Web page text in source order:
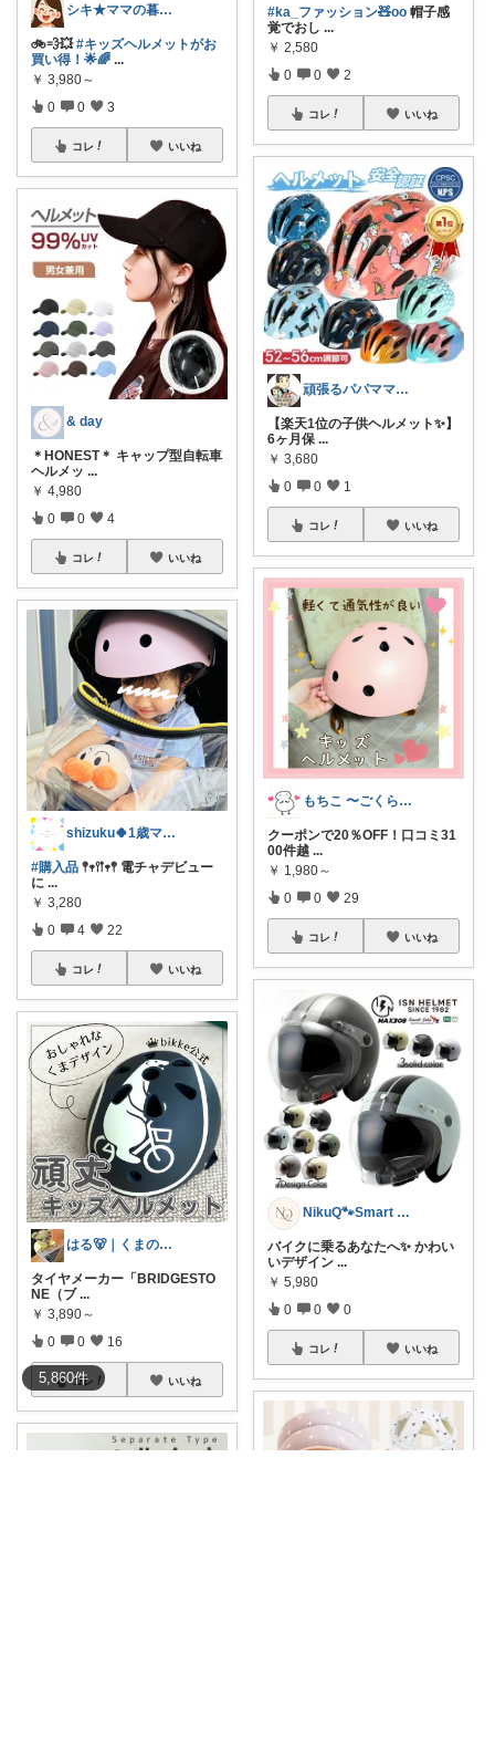
5,860件
シキ★ママの暮らし、キッズ
🚲💨💥#キッズヘルメットがお
買い得！🌟🌈 ...
￥ 3,980～
0 0 3
コレ いいね
& day
＊HONEST＊ キャップ型自転車
ヘルメッ ...
￥ 4,980
0 0 4
コレ いいね
shizuku🍀1歳ママ&ハンドメイド
#購入品 𖤣𖥧𖥣𖡡𖥧𖤣 電チャデビュー
に ...
￥ 3,280
0 4 22
コレ いいね
はる🐻｜くまのいる暮らし
タイヤメーカー「BRIDGESTO
NE（ブ ...
￥ 3,890～
0 0 16
コレ いいね
#ka_ファッション🧸oo 帽子感
覚でおし ...
￥ 2,580
0 0 2
コレ いいね
頑張るパパママ応援隊@育児・子供用品紹介
【楽天1位の子供ヘルメット✨】
6ヶ月保 ...
￥ 3,680
0 0 1
コレ いいね
もちこ 〜ごくらく＆かわいい生活♪
クーポンで20％OFF！口コミ31
00件越 ...
￥ 1,980～
0 0 29
コレ いいね
NikuQ🐾Smart Choice
バイクに乗るあなたへ✨ かわい
いデザイン ...
￥ 5,980
0 0 0
コレ いいね